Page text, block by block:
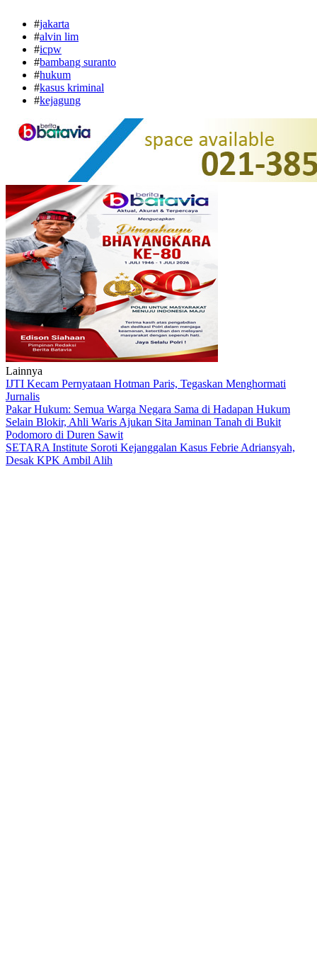
#jakarta
#alvin lim
#icpw
#bambang suranto
#hukum
#kasus kriminal
#kejagung
Lainnya
IJTI Kecam Pernyataan Hotman Paris, Tegaskan Menghormati
Jurnalis
Pakar Hukum: Semua Warga Negara Sama di Hadapan Hukum
Selain Blokir, Ahli Waris Ajukan Sita Jaminan Tanah di Bukit
Podomoro di Duren Sawit
SETARA Institute Soroti Kejanggalan Kasus Febrie Adriansyah,
Desak KPK Ambil Alih